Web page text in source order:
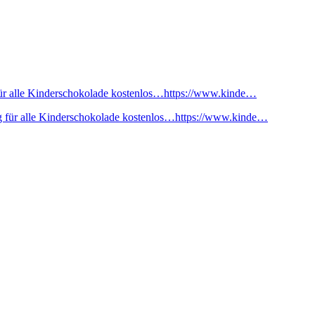
alle Kinderschokolade kostenlos…https://www.kinde…
für alle Kinderschokolade kostenlos…https://www.kinde…